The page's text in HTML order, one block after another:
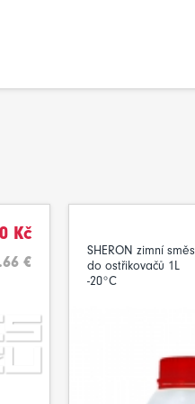
Kč
€
SHERON zimní směs
do ostřikovačů 1L
-20°C